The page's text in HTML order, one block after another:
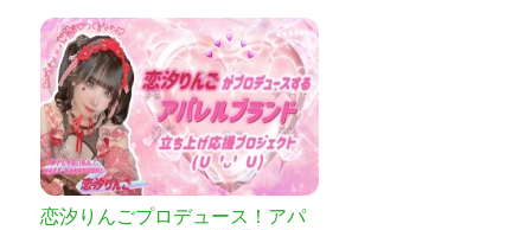
たい!!
恋汐りんごプロデュース！アパ